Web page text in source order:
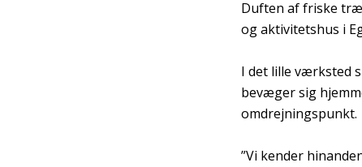
Duften af friske
og aktivitetshus i
I det lille værksted
bevæger sig
omdrejningspunkt.
”Vi kender